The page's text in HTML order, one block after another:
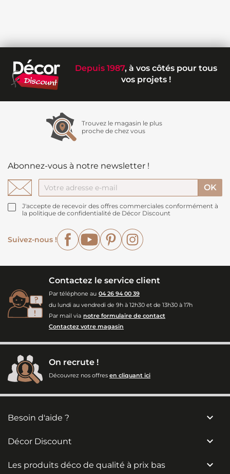
Depuis 1987, à vos côtés pour tous
vos projets !
Trouvez le magasin le plus
proche de chez vous
Abonnez-vous à notre newsletter !
J'accepte de recevoir des offres commerciales conformément à
la politique de confidentialité de Décor Discount
Suivez-nous !
FacebookYouTubePinterest
Contactez le service client
Par téléphone au 04 26 94 00 39
du lundi au vendredi de 9h à 12h30 et de 13h30 à 17h
Par mail via notre formulaire de contact
Contactez votre magasin
On recrute !
Découvrez nos offres en cliquant ici
Besoin d'aide ? 
Décor Discount 
Les produits déco de qualité à prix bas 